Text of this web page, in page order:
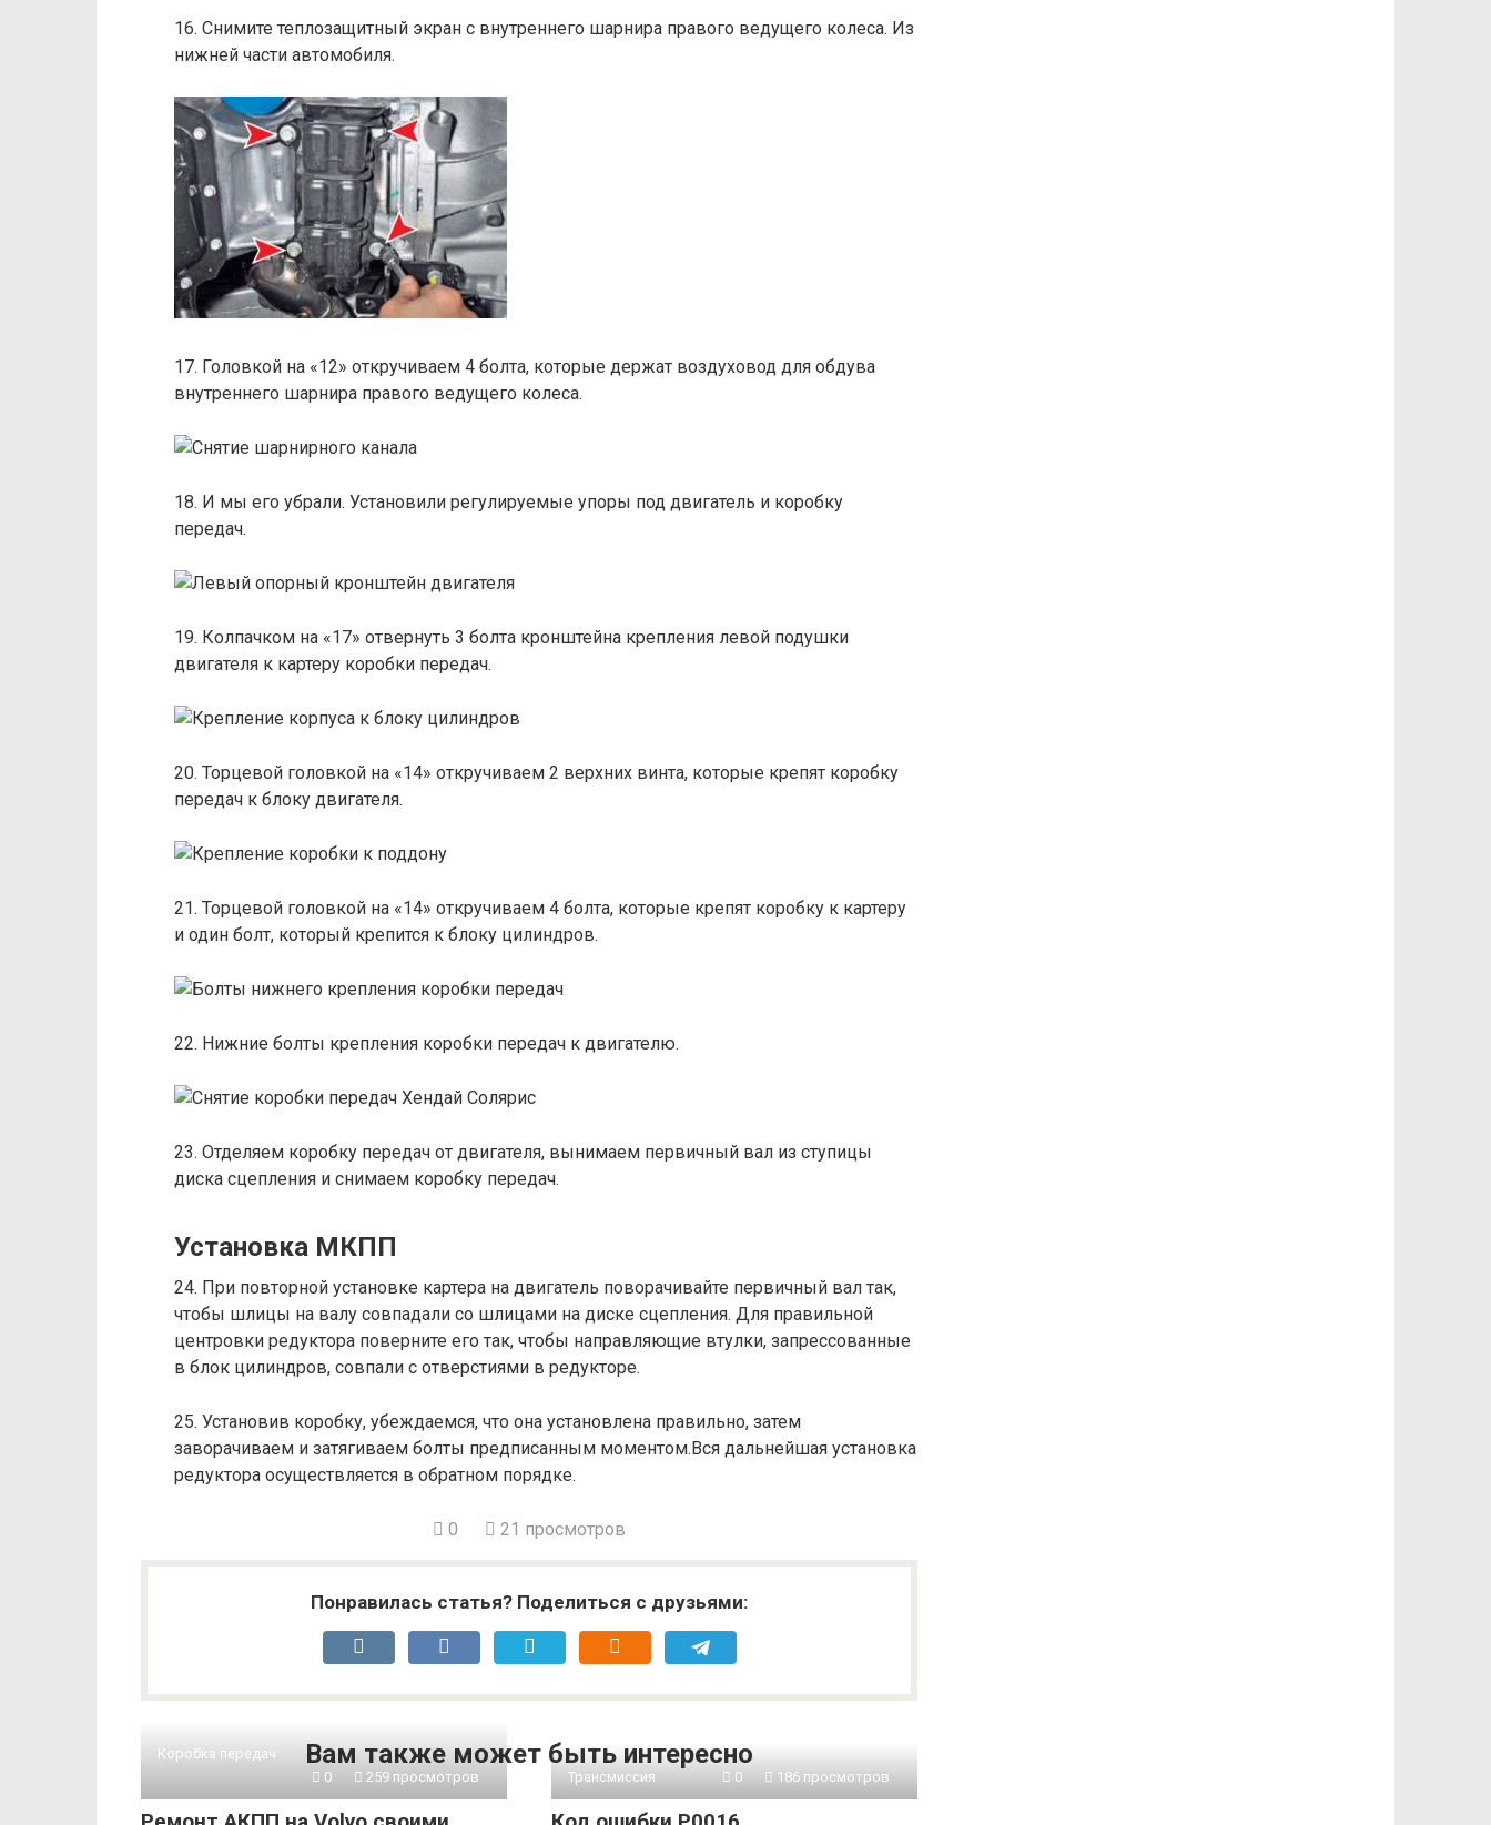
16. Снимите теплозащитный экран с внутреннего шарнира правого ведущего колеса. Из
нижней части автомобиля.
17. Головкой на «12» откручиваем 4 болта, которые держат воздуховод для обдува
внутреннего шарнира правого ведущего колеса.
18. И мы его убрали. Установили регулируемые упоры под двигатель и коробку
передач.
19. Колпачком на «17» отвернуть 3 болта кронштейна крепления левой подушки
двигателя к картеру коробки передач.
20. Торцевой головкой на «14» откручиваем 2 верхних винта, которые крепят коробку
передач к блоку двигателя.
21. Торцевой головкой на «14» откручиваем 4 болта, которые крепят коробку к картеру
и один болт, который крепится к блоку цилиндров.
22. Нижние болты крепления коробки передач к двигателю.
23. Отделяем коробку передач от двигателя, вынимаем первичный вал из ступицы
диска сцепления и снимаем коробку передач.
Установка МКПП
24. При повторной установке картера на двигатель поворачивайте первичный вал так,
чтобы шлицы на валу совпадали со шлицами на диске сцепления. Для правильной
центровки редуктора поверните его так, чтобы направляющие втулки, запрессованные
в блок цилиндров, совпали с отверстиями в редукторе.
25. Установив коробку, убеждаемся, что она установлена ​​правильно, затем
заворачиваем и затягиваем болты предписанным моментом.Вся дальнейшая установка
редуктора осуществляется в обратном порядке.
0 21 просмотров
Понравилась статья? Поделиться с друзьями:
Вам также может быть интересно
Коробка передач
0
259 просмотров Трансмиссия 0 186 просмотров